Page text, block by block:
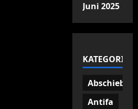
Juni 2025
KATEGORIEN
Antifa